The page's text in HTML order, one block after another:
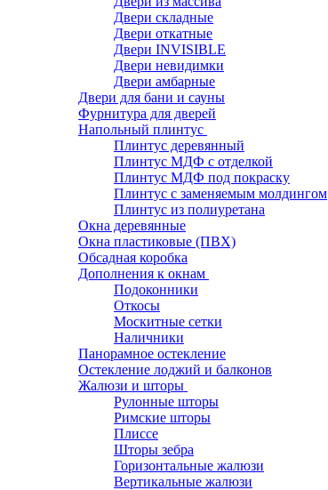
Двери складные
Двери откатные
Двери INVISIBLE
Двери невидимки
Двери амбарные
Двери для бани и сауны
Фурнитура для дверей
Напольный плинтус
Плинтус деревянный
Плинтус МДФ с отделкой
Плинтус МДФ под покраску
Плинтус с заменяемым молдингом
Плинтус из полиуретана
Окна деревянные
Окна пластиковые (ПВХ)
Обсадная коробка
Дополнения к окнам
Подоконники
Откосы
Москитные сетки
Наличники
Панорамное остекление
Остекление лоджий и балконов
Жалюзи и шторы
Рулонные шторы
Римские шторы
Плиссе
Шторы зебра
Горизонтальные жалюзи
Вертикальные жалюзи